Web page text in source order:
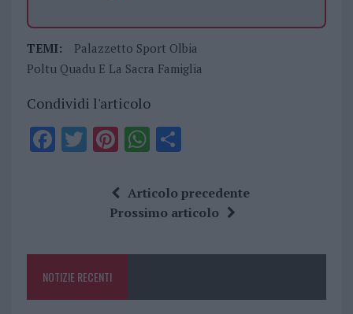
TEMI:
Palazzetto Sport Olbia
Poltu Quadu E La Sacra Famiglia
Condividi l'articolo
F
o
k
T Pi
te
re
W
at
s
p
S
a
re
Articolo precedente
Prossimo articolo
NOTIZIE RECENTI